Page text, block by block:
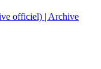
officiel) | Archive